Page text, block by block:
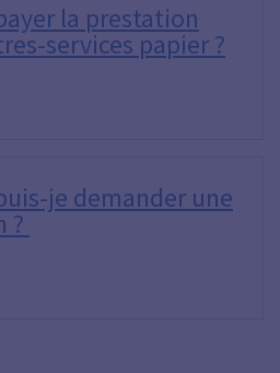
la prestation
services papier ?
je demander une
?